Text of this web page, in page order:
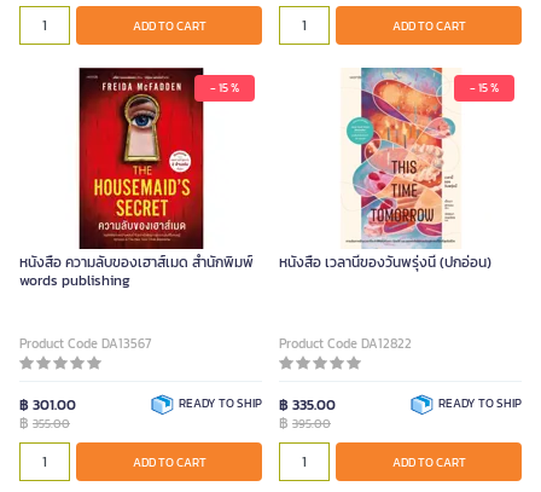
ADD TO CART ADD TO CART
- 15 %
หนังสือ ความลับของเฮาส์เมด สำนักพิมพ์
words publishing
Product Code DA13567
฿ 301.00
฿ 355.00
READY TO SHIP
ADD TO CART
- 15 %
หนังสือ เวลานี้ของวันพรุ่งนี้ (ปกอ่อน)
Product Code DA12822
฿ 335.00
฿ 395.00
READY TO SHIP
ADD TO CART